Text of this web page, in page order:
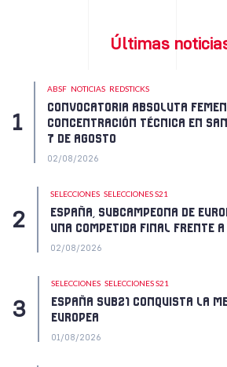
Últimas
ABSF NOTICIAS REDSTICKS
CONVOCATORIA ABSOLUTA
CONCENTRACIÓN TÉCNICA EN
7 DE AGOSTO
02/08/2026
SELECCIONES SELECCIONES S21
ESPAÑA, SUBCAMPEONA DE
UNA COMPETIDA FINAL FRENTE
02/08/2026
SELECCIONES SELECCIONES S21
ESPAÑA SUB21 CONQUISTA LA
EUROPEA
01/08/2026